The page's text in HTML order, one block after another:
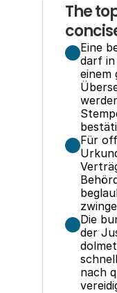
The
Eine
darf
einem
Für
Die
der
nach